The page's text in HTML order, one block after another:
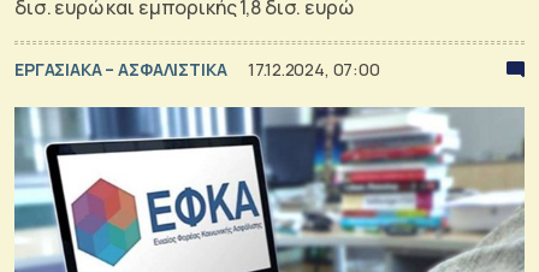
δισ. ευρώ και εμπορικής 1,8 δισ. ευρώ
ΕΡΓΑΣΙΑΚΑ – ΑΣΦΑΛΙΣΤΙΚΑ 17.12.2024, 07:00